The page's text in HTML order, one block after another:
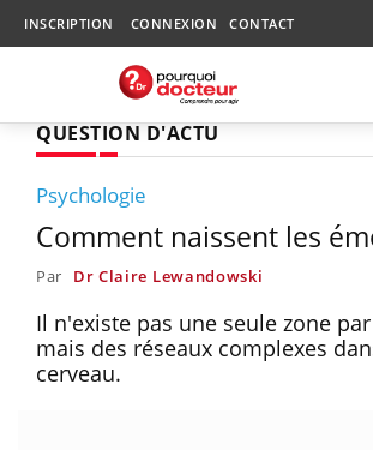
INSCRIPTION CONNEXION CONTACT
QUESTION D'ACTU
Psychologie
Comment naissent les
Par Dr Claire Lewandowski
Il n'existe pas une seule zone
mais des réseaux complexes
cerveau.